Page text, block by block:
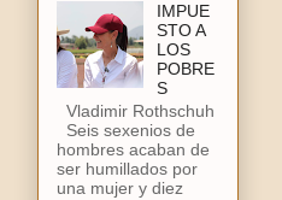
IMPUE
STO A
LOS
POBRE
S
Vladimir Rothschuh
Seis sexenios de
hombres acaban de
ser humillados por
una mujer y diez